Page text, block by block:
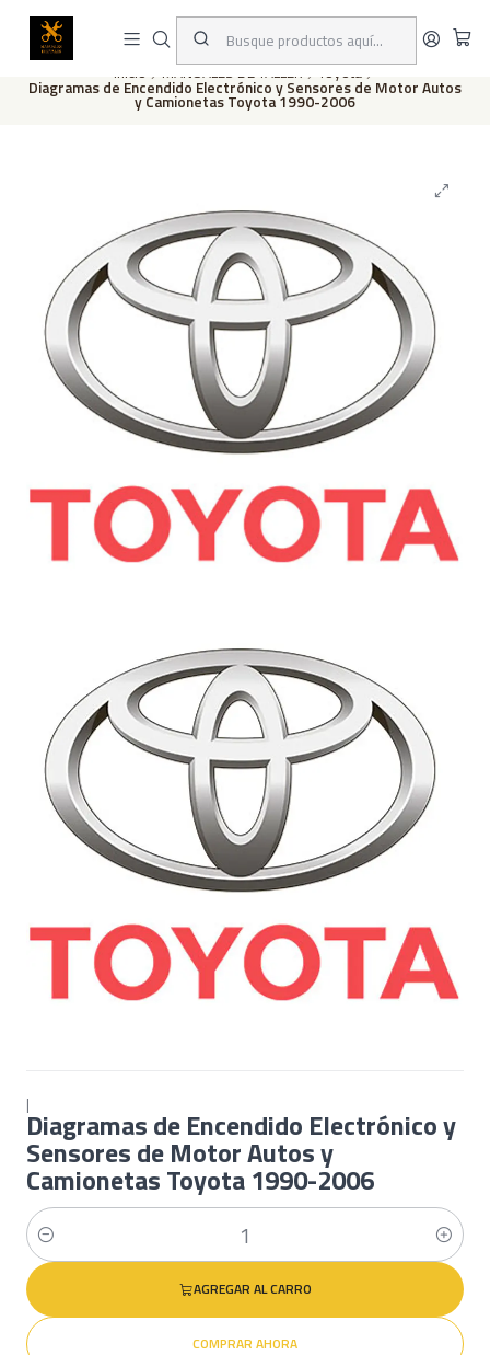
Este es el texto del slide
Inicio MANUALES DE TALLER Toyota
Diagramas de Encendido Electrónico y Sensores de Motor Autos
y Camionetas Toyota 1990-2006
|
Diagramas de Encendido Electrónico y
Sensores de Motor Autos y
Camionetas Toyota 1990-2006
Cantidad
AGREGAR AL CARRO
COMPRAR AHORA